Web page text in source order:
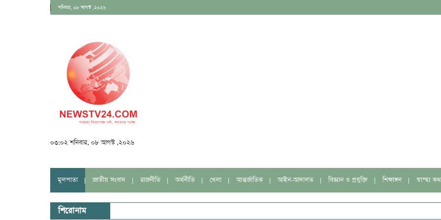
শনিবার, ০৮ আগস্ট ,২০২৬
০৩:০২ শনিবার, ০৮ আগস্ট ,২০২৬
মূলপাতা জাতীয় সংবাদ রাজনীতি অর্থনীতি খেলা আন্তর্জাতিক আইন-আদালত বিজ্ঞান ও প্রযুক্তি শিক্ষাঙ্গন স্বাস্হ্য
শিরোনাম